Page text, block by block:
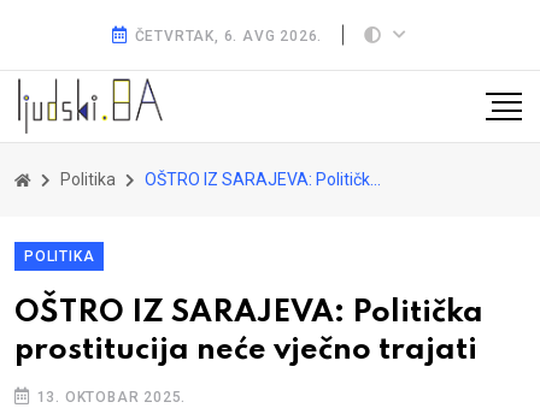
ČETVRTAK, 6. AVG 2026.
Politika OŠTRO IZ SARAJEVA: Politička prostitucija neće vječno trajati
POLITIKA
OŠTRO IZ SARAJEVA: Politička
prostitucija neće vječno trajati
13. OKTOBAR 2025.